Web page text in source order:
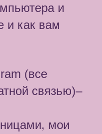
и
и как вам
(все
связью)–
мои